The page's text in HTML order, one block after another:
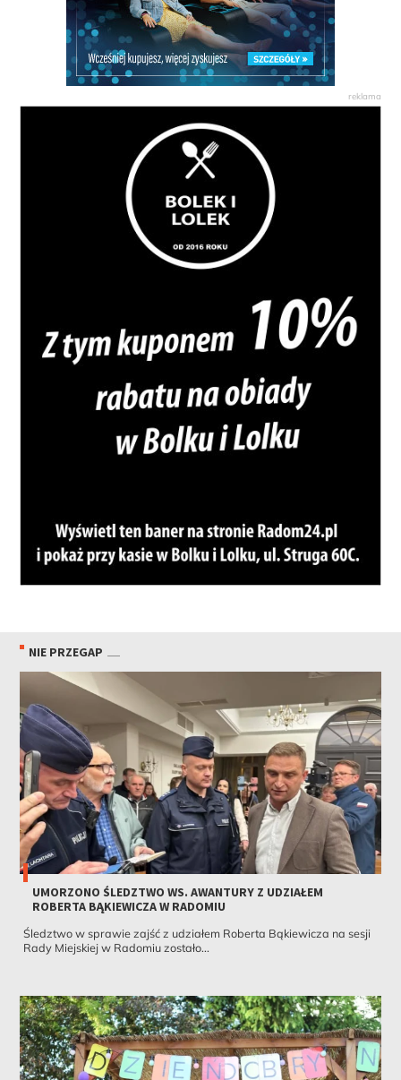
NIE PRZEGAP
UMORZONO ŚLEDZTWO WS. AWANTURY Z UDZIAŁEM
ROBERTA BĄKIEWICZA W RADOMIU
Śledztwo w sprawie zajść z udziałem Roberta Bąkiewicza na sesji
Rady Miejskiej w Radomiu zostało...